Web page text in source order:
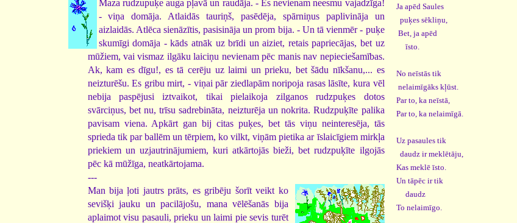
Maza rudzupuķe auga pļavā un raudāja. - Es nevienam neesmu vajadzīga!
- viņa domāja. Atlaidās tauriņš, pasēdēja, spārniņus paplivināja un
aizlaidās. Atlēca sienāzītis, pasisināja un prom bija. - Un tā vienmēr - puķe
skumīgi domāja - kāds atnāk uz brīdi un aiziet, retais papriecājas, bet uz
mūžiem, vai vismaz ilgāku laiciņu nevienam pēc manis nav nepieciešamības.
Ak, kam es dīgu!, es tā cerēju uz laimi un prieku, bet šādu nīkšanu,... es
neizturēšu. Es gribu mirt, - viņai pār ziedlapām noripoja rasas lāsīte, kura vēl
nebija paspējusi iztvaikot, tikai pielaikoja zilganos rudzpuķes dotos
svārciņus, bet nu, trīsu sadrebināta, neizturēja un nokrita. Rudzpuķīte palika
pavisam viena. Apkārt gan bij citas puķes, bet tās viņu neinteresēja, tās
sprieda tik par ballēm un tērpiem, ko vilkt, viņām pietika ar īslaicīgiem mirkļa
priekiem un uzjautrinājumiem, kuri atkārtojās bieži, bet rudzpuķīte ilgojās
pēc kā mūžīga, neatkārtojama.
---
Man bija ļoti jautrs prāts, es gribēju šorīt veikt ko
sevišķi jauku un pacilājošu, mana vēlēšanās bija
aplaimot visu pasauli, prieku un laimi pie sevis turēt
Ja apēd Saules
puķes sēkliņu,
Bet, ja apēd
īsto.
No neīstās tik
nelaimīgāks kļūst.
Par to, ka neīstā,
Par to, ka nelaimīgā.
Uz pasaules tik
daudz ir meklētāju,
Kas meklē īsto.
Un tāpēc ir tik
daudz
To nelaimīgo.